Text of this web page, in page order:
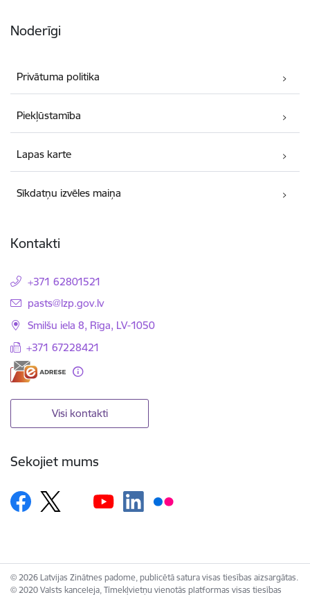
Noderīgi
Privātuma politika
Piekļūstamība
Lapas karte
Sīkdatņu izvēles maiņa
Kontakti
+371 62801521
E-pasts:
pasts@lzp.gov.lv
Smilšu iela 8, Rīga, LV-1050
+371 67228421
Visi kontakti
Sekojiet mums
© 2026 Latvijas Zinātnes padome, publicētā satura visas tiesības aizsargātas.
© 2020 Valsts kanceleja, Tīmekļvietņu vienotās platformas visas tiesības